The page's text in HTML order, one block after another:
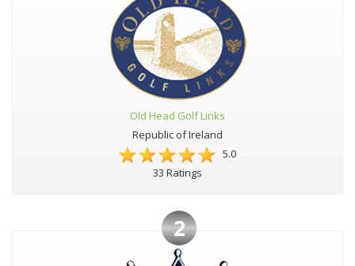
Old Head Golf Links
Republic of Ireland
5.0
33 Ratings
2